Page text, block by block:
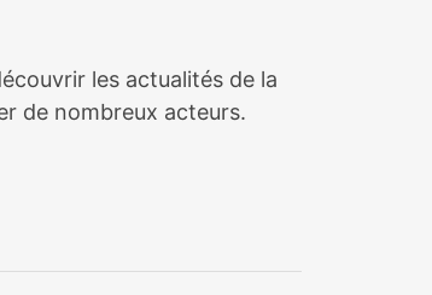
les actualités de la
de nombreux acteurs.